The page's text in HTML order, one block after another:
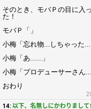
そのとき、モバＰの目に入
た！
モバＰ「」
小梅「忘れ物...しちゃった...
小梅「あ......」
小梅「プロデューサーさん
おわり
14: 以下、名無しにかわりまし